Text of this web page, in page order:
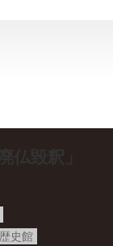
史館